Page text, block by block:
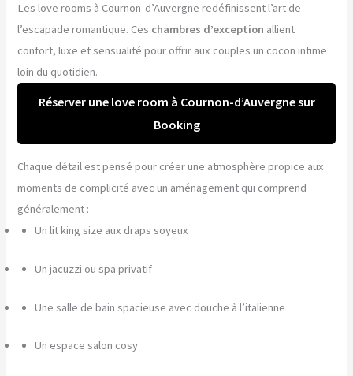
Les love rooms à Cournon-d’Auvergne redéfinissent l’art de
l’escapade romantique. Ces chambres d’exception allient
confort, luxe et sensualité pour offrir aux couples un cocon intime
loin du quotidien.
Réserver une love room à Cournon-d’Auvergne sur
Booking
Chaque détail est pensé pour créer une atmosphère propice aux
moments de complicité avec un aménagement qui comprend
généralement :
Un lit king size aux draps soyeux
Un jacuzzi ou spa privatif
Une salle de bain spacieuse avec douche à l’italienne
Un espace salon cosy